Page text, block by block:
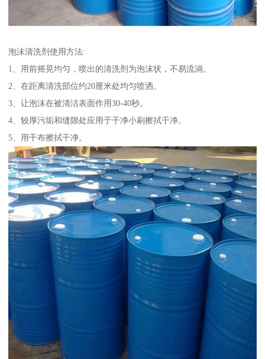
泡沫清洗剂使用方法:
1、用前摇晃均匀，喷出的清洗剂为泡沫状，不易流淌。
2、在距离清洗部位约20厘米处均匀喷洒。
3、让泡沫在被清洁表面作用30-40秒。
4、较厚污垢和缝隙处应用于干净小刷擦拭干净。
5、用干布擦拭干净。